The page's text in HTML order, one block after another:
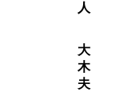
人
大
木
夫